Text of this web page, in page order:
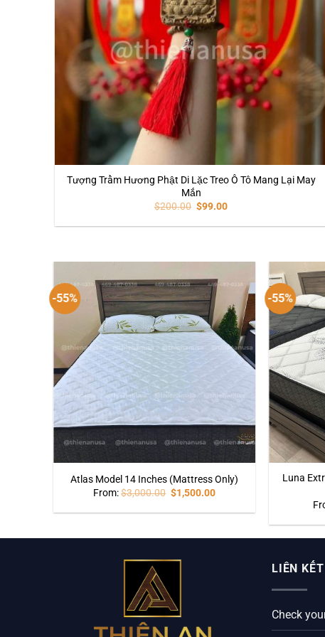
Tượng Trầm Hương Phật Di Lặc Treo Ô Tô Mang Lại May
Mắn
$200.00 $99.00
-55%
Atlas Model 14 Inches (Mattress Only)
From:$3,000.00 $1,500.00
-55%
Luna
LIÊN
Check